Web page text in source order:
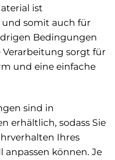
ist
somit auch für
Bedingungen
Verarbeitung sorgt für
und eine einfache
sind in
erhältlich, sodass Sie
Ihres
anpassen können. Je